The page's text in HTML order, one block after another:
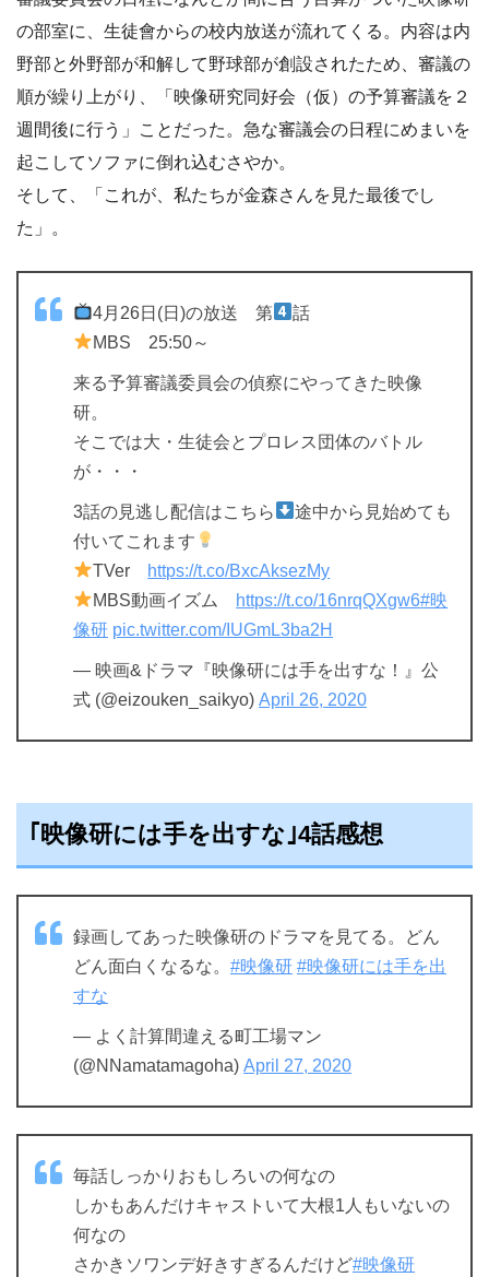
の部室に、生徒會からの校内放送が流れてくる。内容は内
野部と外野部が和解して野球部が創設されたため、審議の
順が繰り上がり、「映像研究同好会（仮）の予算審議を２
週間後に行う」ことだった。急な審議会の日程にめまいを
起こしてソファに倒れ込むさやか。
そして、「これが、私たちが金森さんを見た最後でし
た」。
4月26日(日)の放送 第
話
MBS 25:50～
来る予算審議委員会の偵察にやってきた映像
研。
そこでは大・生徒会とプロレス団体のバトル
が・・・
3話の見逃し配信はこちら
途中から見始めても
付いてこれます
TVer
https://t.co/BxcAksezMy
MBS動画イズム
https://t.co/16nrqQXgw6#映
像研 pic.twitter.com/IUGmL3ba2H
— 映画&ドラマ『映像研には手を出すな！』公
式 (@eizouken_saikyo) April 26, 2020
｢映像研には手を出すな｣4話感想
録画してあった映像研のドラマを見てる。どん
どん面白くなるな。 #映像研 #映像研には手を出
すな
— よく計算間違える町工場マン
(@NNamatamagoha) April 27, 2020
毎話しっかりおもしろいの何なの
しかもあんだけキャストいて大根1人もいないの
何なの
さかきソワンデ好きすぎるんだけど#映像研